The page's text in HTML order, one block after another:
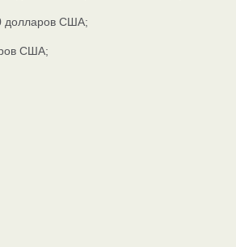
долларов США;
США;